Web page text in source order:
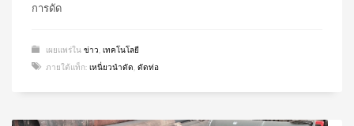
การดัด
เผยแพร่ใน ข่าว, เทคโนโลยี
ภายใต้แท็ก: เหนี่ยวนำดัด, ดัดท่อ